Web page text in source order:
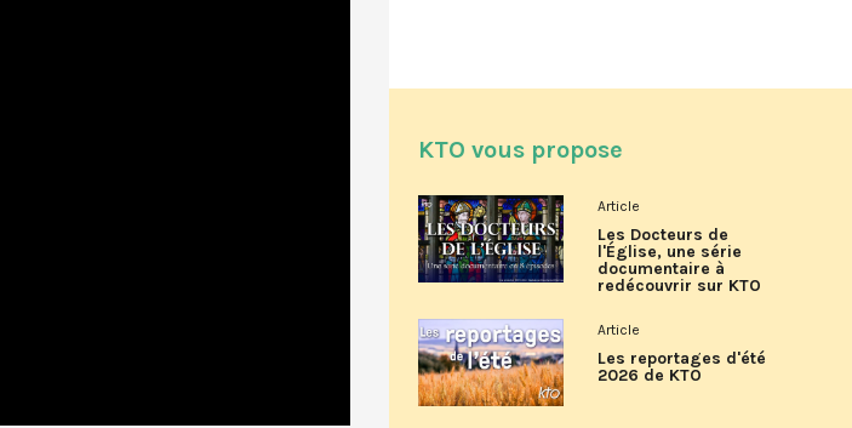
KTO vous propose
Article
Les Docteurs de
l'Église, une série
documentaire à
redécouvrir sur KTO
Article
Les reportages d'été
2026 de KTO